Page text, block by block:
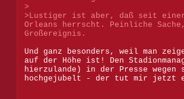
>
>Lustiger ist aber, daß seit einer
Orleans herrscht. Peinliche
Großereignis.
Und ganz besonders, weil man
auf der Höhe ist! Den
hierzulande) in der Presse wegen
hochgejubelt - der tut mir jetzt